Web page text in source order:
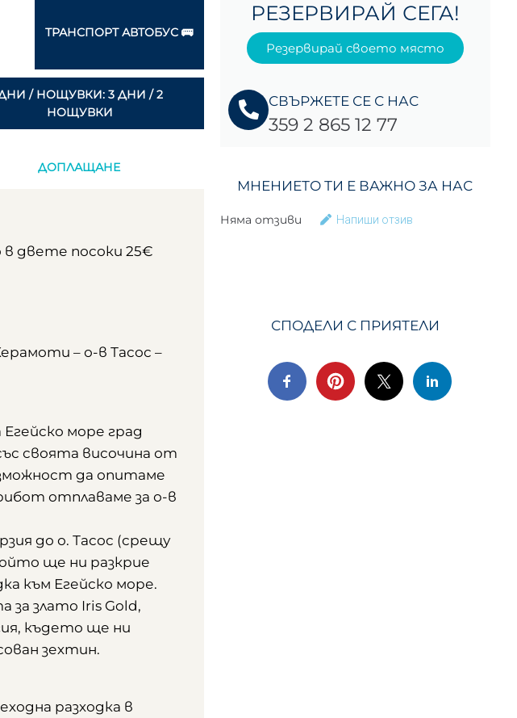
ТРАНСПОРТ АВТОБУС 🚌
/ НОЩУВКИ: 3 ДНИ / 2
НОЩУВКИ
ДОПЛАЩАНЕ
двете посоки 25€
– о-в Тасос –
море град
своята височина от
да опитаме
отплаваме за о-в
до о. Тасос (срещу
ще ни разкрие
към Егейско море.
за злато Iris Gold,
където ще ни
зехтин.
разходка в
РЕЗЕРВИРАЙ СЕГА!
Резервирай своето място
СВЪРЖЕТЕ СЕ С НАС
359 2 865 12 77
МНЕНИЕТО ТИ Е ВАЖНО ЗА НАС
Няма отзиви Напиши отзив
СПОДЕЛИ С ПРИЯТЕЛИ